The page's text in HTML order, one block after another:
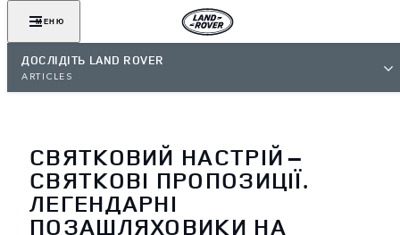
МЕНЮ
ДОСЛІДІТЬ LAND ROVER
ARTICLES
СВЯТКОВИЙ НАСТРІЙ –
СВЯТКОВІ ПРОПОЗИЦІЇ.
ЛЕГЕНДАРНІ
ПОЗАШЛЯХОВИКИ НА